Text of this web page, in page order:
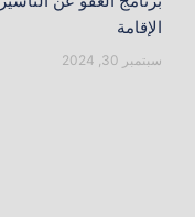
الإقامة
سبتمبر 30, 2024